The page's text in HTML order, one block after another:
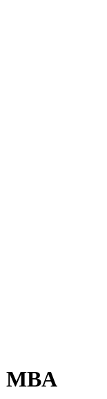
MBA